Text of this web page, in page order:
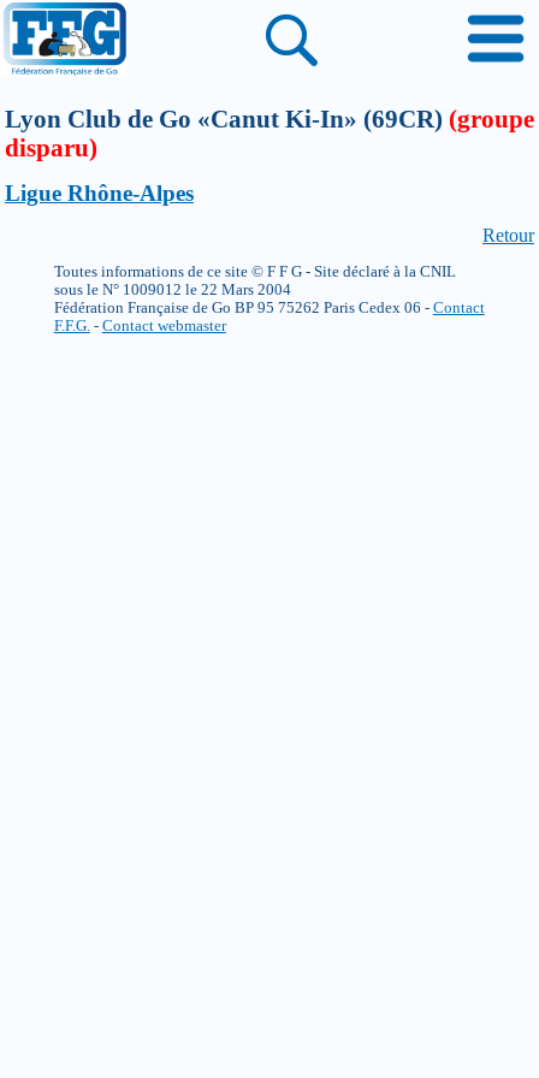
Lyon Club de Go «Canut Ki-In» (69CR) (groupe
disparu)
Ligue Rhône-Alpes
Retour
Toutes informations de ce site © F F G - Site déclaré à la CNIL
sous le N° 1009012 le 22 Mars 2004
Fédération Française de Go BP 95 75262 Paris Cedex 06 - Contact
F.F.G.- Contact webmaster